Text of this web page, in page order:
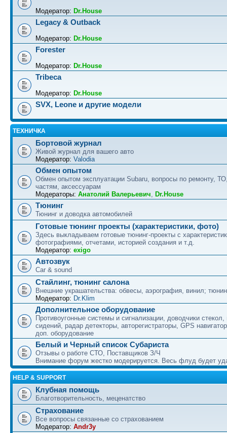
Модератор: Dr.House
Legacy & Outback
Модератор: Dr.House
Forester
Модератор: Dr.House
Tribeca
Модератор: Dr.House
SVX, Leone и другие модели
ТЕХНИЧКА
Бортовой журнал
Живой журнал для вашего авто
Модератор: Valodia
Обмен опытом
Обмен опытом эксплуатации Subaru, вопросы по ремонту,
частям, аксессуарам
Модераторы: Анатолий Валерьевич, Dr.House
Тюнинг
Тюнинг и доводка автомобилей
Готовые тюнинг проекты (характеристики, фото)
Здесь выкладываем готовые тюнинг-проекты с
фотографиями, отчетами, историей создания и т.д.
Модератор: exigo
Автозвук
Car & sound
Стайлинг, тюнинг салона
Внешние украшательства: обвесы, аэрография, винил;
Модератор: Dr.Klim
Дополнительное оборудование
Противоугонные системы и сигнализации, доводчики стекол,
сидений, радар детекторы, авторегистраторы, GPS
доп. оборудование
Белый и Черный список Субариста
Отзывы о работе СТО, Поставщиков З/Ч
Внимание форум жестко модерируется. Весь флуд будет
HELP & SUPPORT
Клубная помощь
Благотворительность, меценатство
Страхование
Все вопросы связанные со страхованием
Модератор: Andr3y